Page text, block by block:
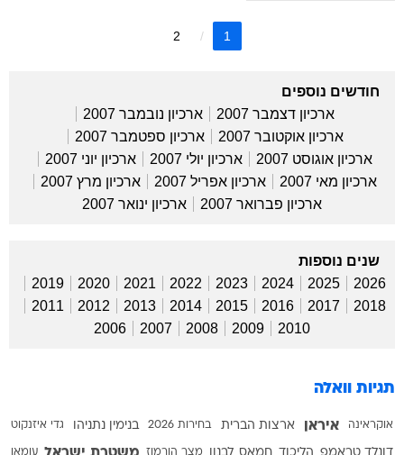
1
2
חודשים נוספים
ארכיון דצמבר 2007
ארכיון נובמבר 2007
ארכיון אוקטובר 2007
ארכיון ספטמבר 2007
ארכיון אוגוסט 2007
ארכיון יולי 2007
ארכיון יוני 2007
ארכיון מאי 2007
ארכיון אפריל 2007
ארכיון מרץ 2007
ארכיון פברואר 2007
ארכיון ינואר 2007
שנים נוספות
2026
2025
2024
2023
2022
2021
2020
2019
2018
2017
2016
2015
2014
2013
2012
2011
2010
2009
2008
2007
2006
תגיות וואלה
אוקראינה איראן ארצות הברית בחירות 2026 בנימין נתניהו גדי איזנקוט
מצר הורמוז עומאן